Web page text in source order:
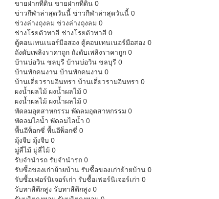
ขายฝากที่ดิน ขายฝากที่ดิน 0
ข่าวกีฬาล่าสุดวันนี้ ข่าวกีฬาล่าสุดวันนี้ 0
ช่วงล่างถุงลม ช่วงล่างถุงลม 0
ช่างโรยตัวทาสี ช่างโรยตัวทาสี 0
ตู้คอนเทนเนอร์มือสอง ตู้คอนเทนเนอร์มือสอง 0
ถังดับเพลิงราคาถูก ถังดับเพลิงราคาถูก 0
บ้านบ่อวิน ชลบุรี บ้านบ่อวิน ชลบุรี 0
บ้านพักคนงาน บ้านพักคนงาน 0
บ้านเดี่ยวรามอินทรา บ้านเดี่ยวรามอินทรา 0
ผงน้ำผลไม้ ผงน้ำผลไม้ 0
ผงน้ำผลไม้ ผงน้ำผลไม้ 0
พัดลมอุตสาหกรรม พัดลมอุตสาหกรรม 0
พัดลมไอน้ำ พัดลมไอน้ำ 0
พื้นอีพ็อกซี่ พื้นอีพ็อกซี่ 0
มุ้งจีบ มุ้งจีบ 0
มู่ลี่ไม้ มู่ลี่ไม้ 0
รับจำนำรถ รับจำนำรถ 0
รับซื้อของเก่าย้ายบ้าน รับซื้อของเก่าย้ายบ้าน 0
รับซื้อเฟอร์นิเจอร์เก่า รับซื้อเฟอร์นิเจอร์เก่า 0
รับทาสีตึกสูง รับทาสีตึกสูง 0